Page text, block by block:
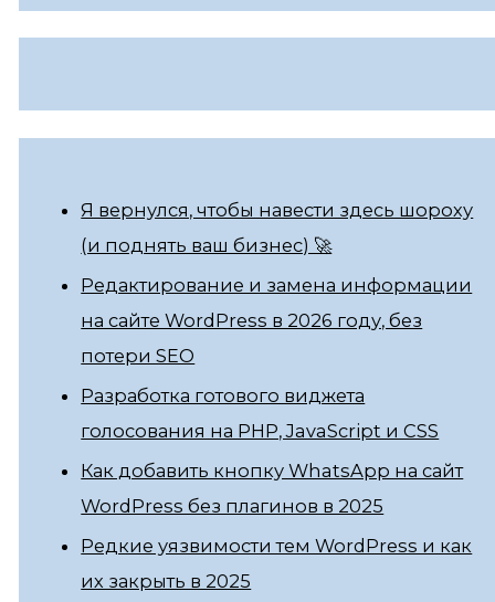
Я вернулся, чтобы навести здесь шороху
(и поднять ваш бизнес) 🚀
Редактирование и замена информации
на сайте WordPress в 2026 году, без
потери SEO
Разработка готового виджета
голосования на PHP, JavaScript и CSS
Как добавить кнопку WhatsApp на сайт
WordPress без плагинов в 2025
Редкие уязвимости тем WordPress и как
их закрыть в 2025